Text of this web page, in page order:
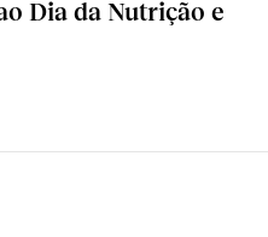
Dia da Nutrição e